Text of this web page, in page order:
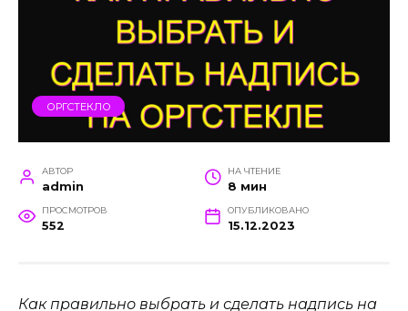
ОРГСТЕКЛО
АВТОР
admin
НА ЧТЕНИЕ
8 мин
ПРОСМОТРОВ
552
ОПУБЛИКОВАНО
15.12.2023
Как правильно выбрать и сделать надпись на